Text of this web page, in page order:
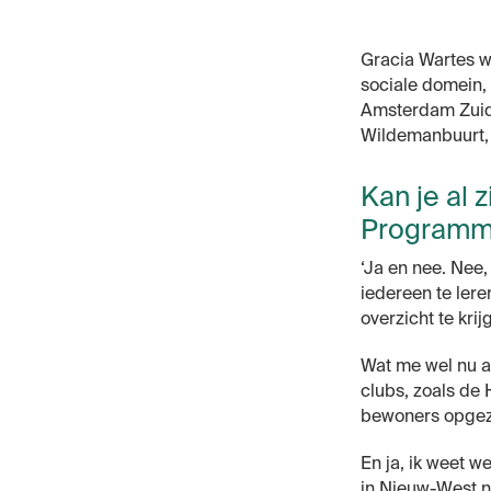
Gracia Wartes
sociale
Amsterdam
Kan je al
‘Ja en nee.
iedereen te
overzicht te
Wat me wel nu
clubs, zoals de
bewoners
En ja, ik weet